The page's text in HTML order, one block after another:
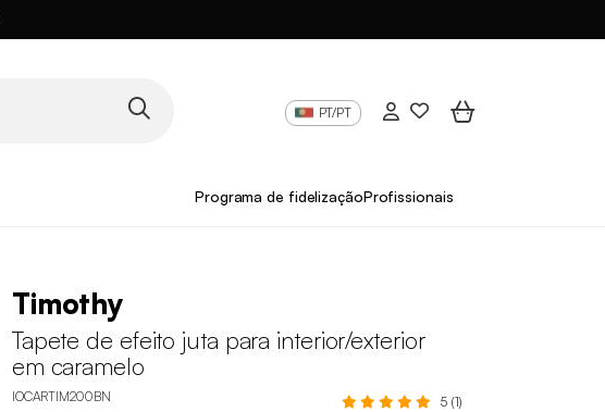
PT/PT
Programa de fidelizaçãoProfissionais
Timothy
Tapete de efeito juta para interior/exterior
em caramelo
IOCARTIM200BN 5 (1)